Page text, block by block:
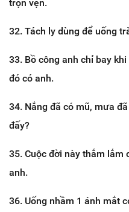
trọn vẹn.
32. Tách ly dùng để uống
33. Bồ công anh chỉ bay
đó có anh.
34. Nắng đã có mũ, mưa
đấy?
35. Cuộc đời này thắm lắm
anh.
36. Uống nhầm 1 ánh mắt